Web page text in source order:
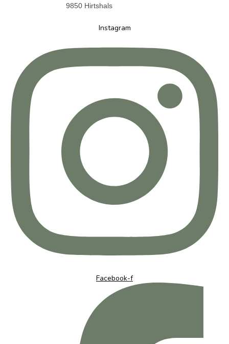
9850 Hirtshals
Instagram
Facebook-f